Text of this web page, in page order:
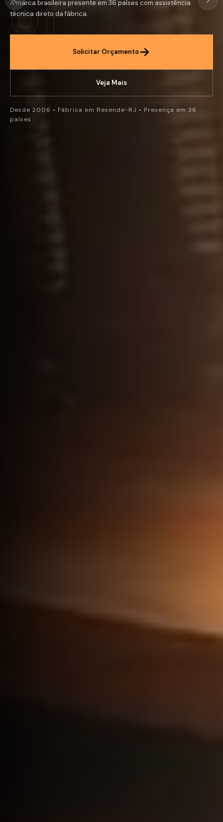
01
O padrao ouro para o metodo classico.
Ver Linha Classica→
Falar com Consultor
Desde 2006 • Fábrica em Resende-RJ • Presença em 36
países